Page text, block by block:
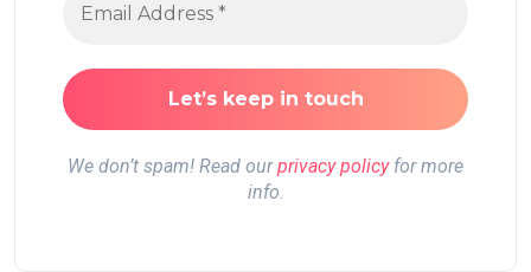
We don’t spam! Read ourprivacy policyfor more
info.